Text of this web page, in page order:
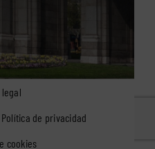
de privacidad
cookies